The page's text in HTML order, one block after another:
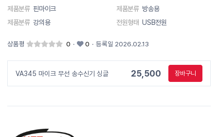
제품분류 핀마이크 제품분류 방송용
제품분류 강의용 전원형태 USB전원
상품평 0 · 0 · 등록일 2026.02.13
VA345 마이크 무선 송수신기 싱글 25,500 장바구니